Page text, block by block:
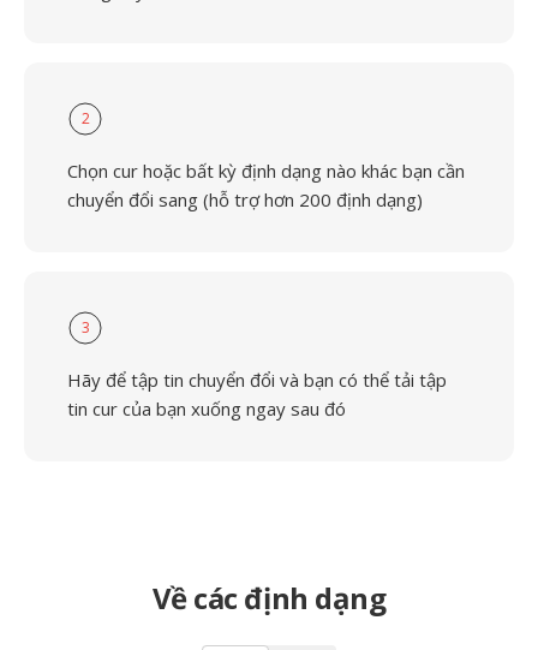
2
Chọn cur hoặc bất kỳ định dạng nào khác bạn cần
chuyển đổi sang (hỗ trợ hơn 200 định dạng)
3
Hãy để tập tin chuyển đổi và bạn có thể tải tập
tin cur của bạn xuống ngay sau đó
Về các định dạng